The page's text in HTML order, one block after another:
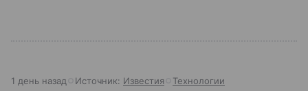
1 день назад Источник: Известия Технологии